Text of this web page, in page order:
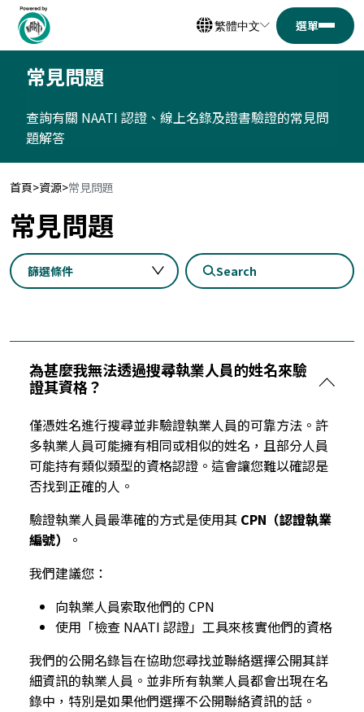
繁體中文
常見問題
查詢有關 NAATI 認證、線上名錄及證書驗證的常見問
題解答
首頁 資源 常見問題
常見問題
篩選條件 Search
為甚麼我無法透過搜尋執業人員的姓名來驗
證其資格？
僅憑姓名進行搜尋並非驗證執業人員的可靠方法。許
多執業人員可能擁有相同或相似的姓名，且部分人員
可能持有類似類型的資格認證。這會讓您難以確認是
否找到正確的人。
驗證執業人員最準確的方式是使用其 CPN（認證執業
編號）
。
我們建議您：
向執業人員索取他們的 CPN
使用「檢查 NAATI 認證」工具來核實他們的資格
我們的公開名錄旨在協助您尋找並聯絡選擇公開其詳
細資訊的執業人員。並非所有執業人員都會出現在名
錄中，特別是如果他們選擇不公開聯絡資訊的話。